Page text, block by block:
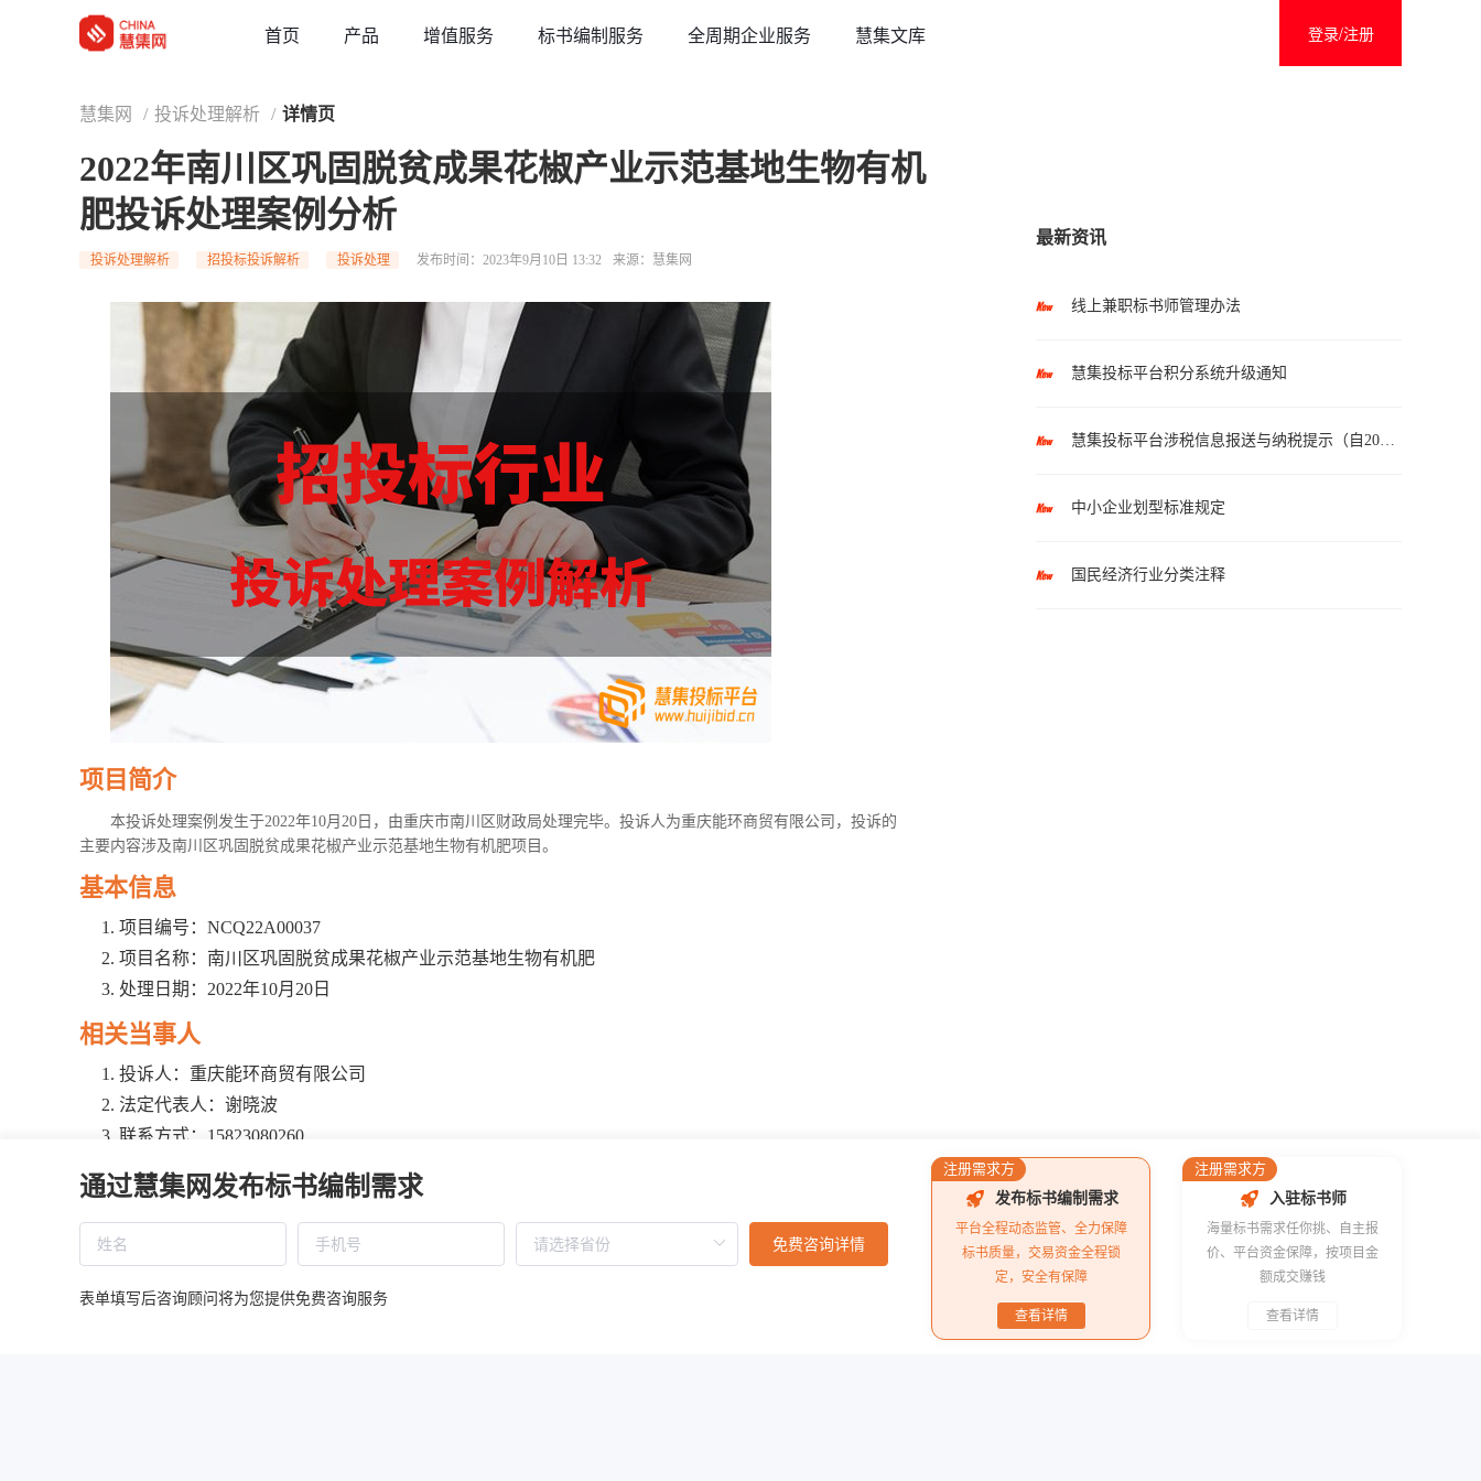
首页 产品 增值服务 标书编制服务 全周期企业服务 慧集文库 登录/注册
慧集网 / 投诉处理解析 / 详情页
2022年南川区巩固脱贫成果花椒产业示范基地生物有机
肥投诉处理案例分析
投诉处理解析 招投标投诉解析 投诉处理 发布时间：2023年9月10日 13:32 来源：慧集网
项目简介
本投诉处理案例发生于2022年10月20日，由重庆市南川区财政局处理完毕。投诉人为重庆能环商贸有限公司，投诉的
主要内容涉及南川区巩固脱贫成果花椒产业示范基地生物有机肥项目。
基本信息
项目编号：NCQ22A00037
项目名称：南川区巩固脱贫成果花椒产业示范基地生物有机肥
处理日期：2022年10月20日
相关当事人
投诉人：重庆能环商贸有限公司
法定代表人：谢晓波
联系方式：15823080260
被投诉人1：重庆市南川区林业局
经办人：韦老师
通讯地址：重庆市南川区林业局
最新资讯
线上兼职标书师管理办法
慧集投标平台积分系统升级通知
慧集投标平台涉税信息报送与纳税提示（自2025年10月1日起执行）
中小企业划型标准规定
国民经济行业分类注释
通过慧集网发布标书编制需求
免费咨询详情
表单填写后咨询顾问将为您提供免费咨询服务
注册需求方
发布标书编制需求
平台全程动态监管、全力保障
标书质量，交易资金全程锁
定，安全有保障
查看详情
注册需求方
入驻标书师
海量标书需求任你挑、自主报
价、平台资金保障，按项目金
额成交赚钱
查看详情